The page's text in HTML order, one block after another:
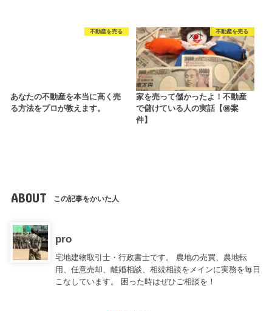
不動産を売る
あなたの不動産を本当に高く売
る方法をプロが教えます。
不動産を売る
家を売って儲かったよ！不動産
で儲けている人の実話【㊙案
件】
ABOUT この記事をかいた人
pro
宅地建物取引士・行政書士です。 農地の売買、農地転
用、任意売却、離婚相談、相続相談をメインに実務を毎日
こなしています。 困った時はぜひご相談を！